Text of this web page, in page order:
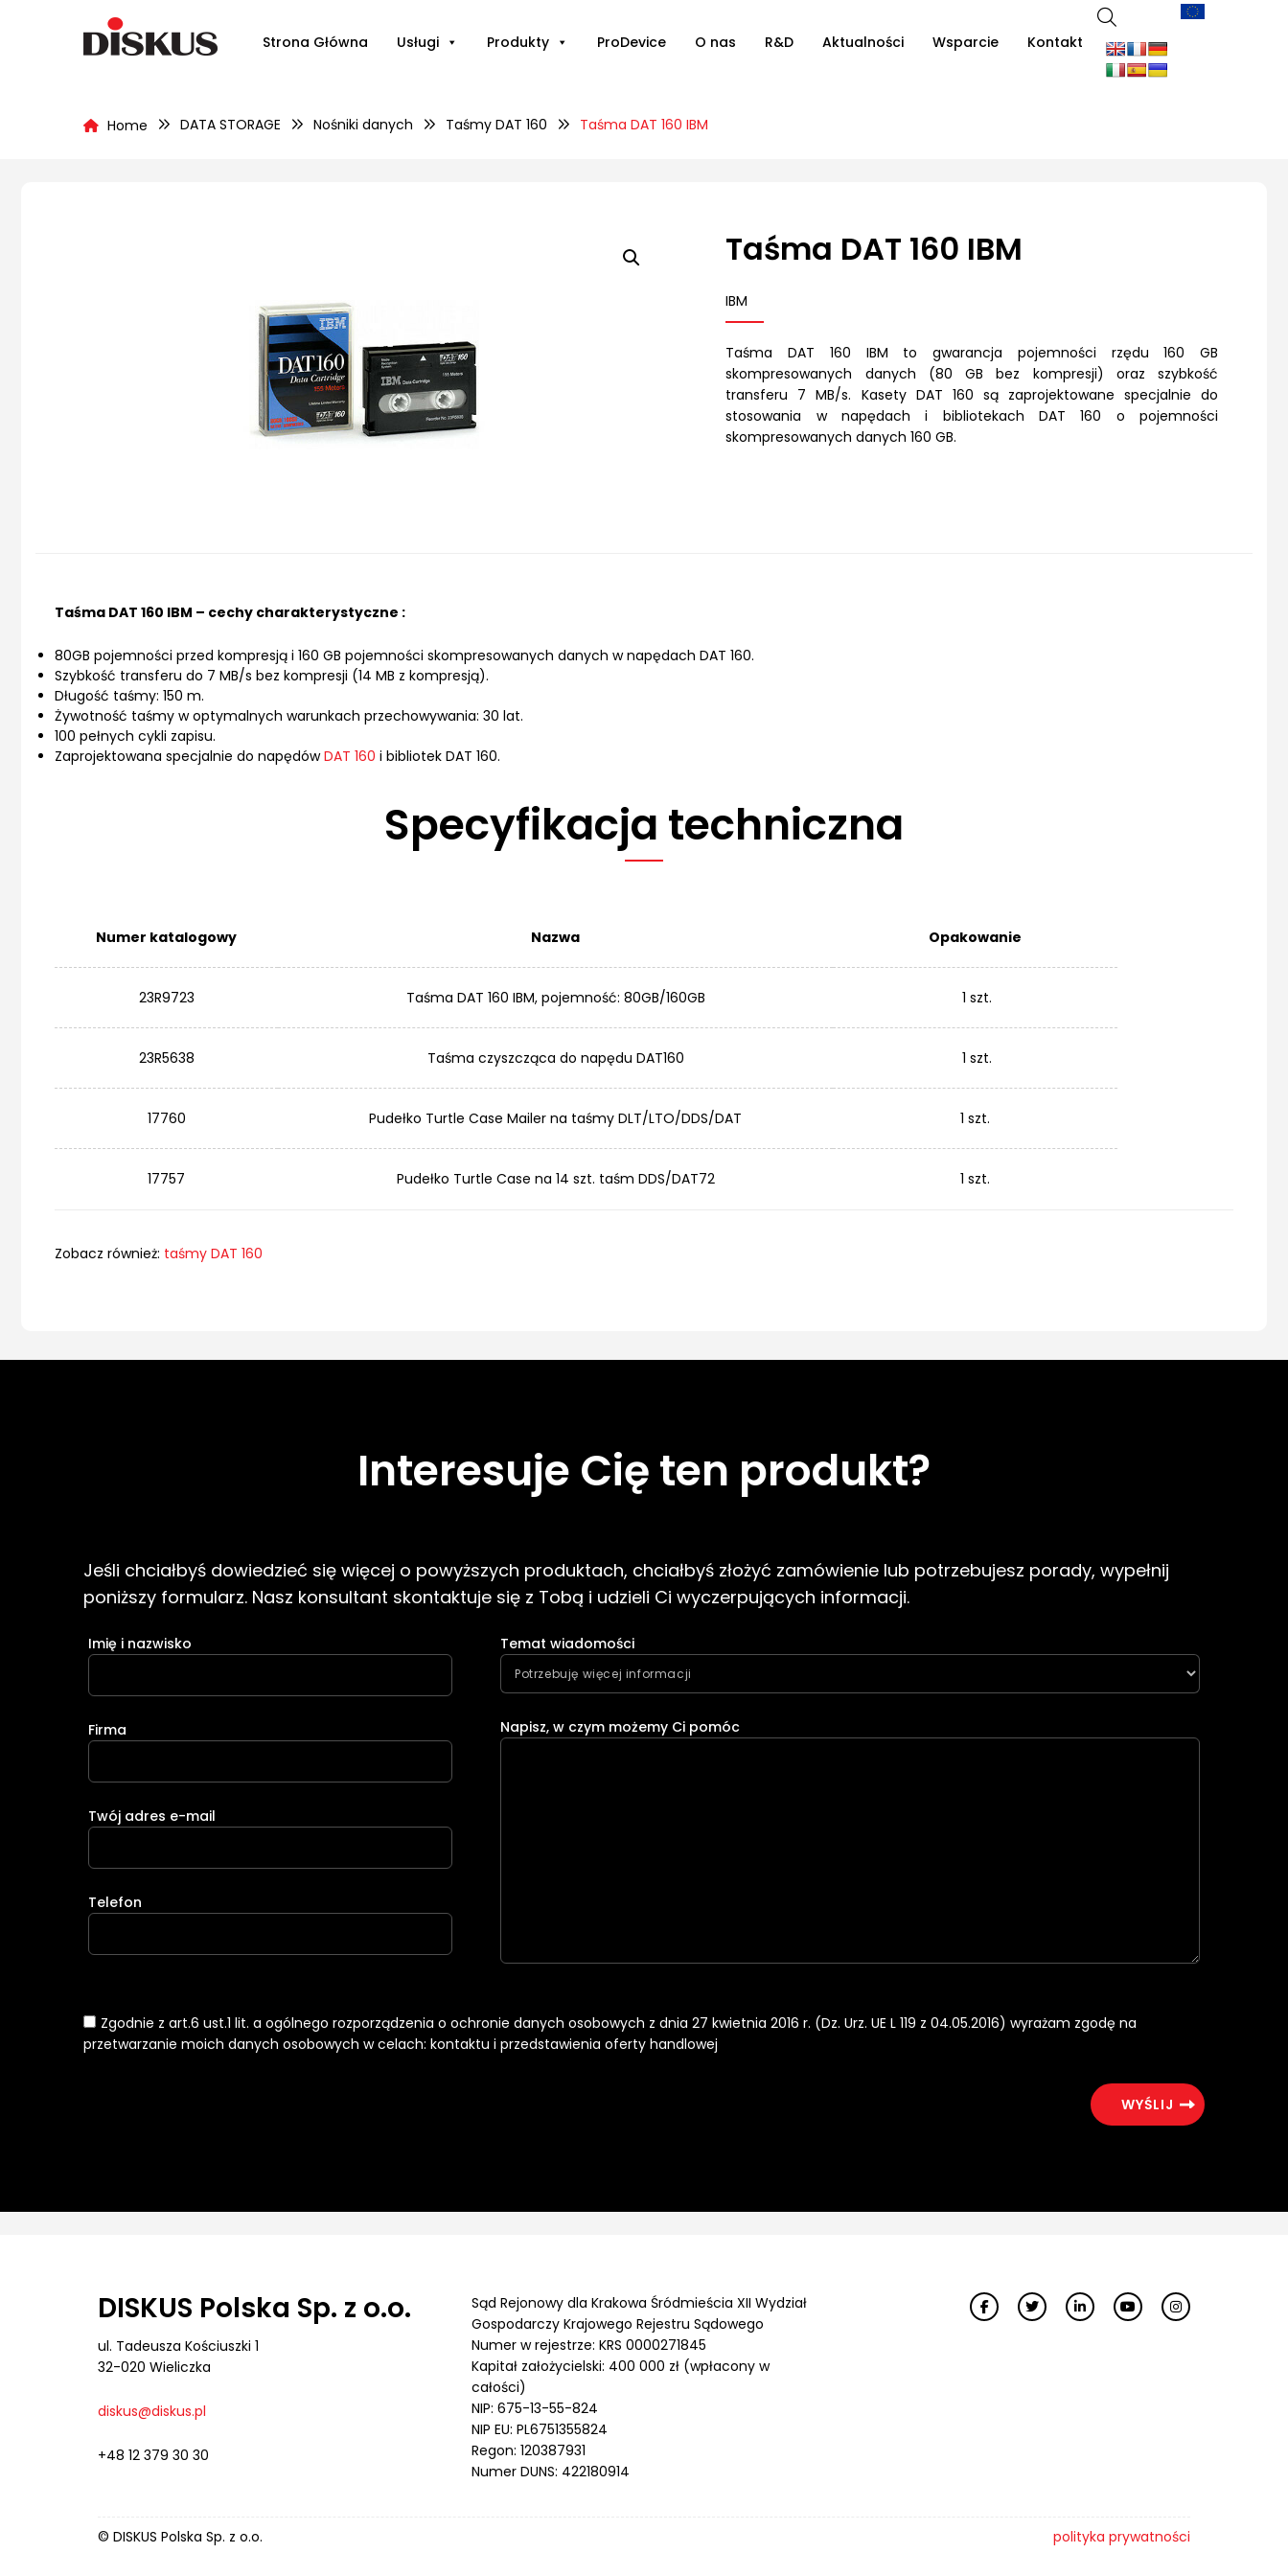
Strona Główna Usługi Produkty ProDevice O nas R&D Aktualności Wsparcie Kontakt
Home DATA STORAGE Nośniki danych Taśmy DAT 160 Taśma DAT 160 IBM
Taśma DAT 160 IBM
IBM
Taśma DAT 160 IBM to gwarancja pojemności rzędu 160 GB
skompresowanych danych (80 GB bez kompresji) oraz szybkość
transferu 7 MB/s. Kasety DAT 160 są zaprojektowane specjalnie do
stosowania w napędach i bibliotekach DAT 160 o pojemności
skompresowanych danych 160 GB.
Taśma DAT 160 IBM – cechy charakterystyczne :
80GB pojemności przed kompresją i 160 GB pojemności skompresowanych danych w napędach DAT 160.
Szybkość transferu do 7 MB/s bez kompresji (14 MB z kompresją).
Długość taśmy: 150 m.
Żywotność taśmy w optymalnych warunkach przechowywania: 30 lat.
100 pełnych cykli zapisu.
Zaprojektowana specjalnie do napędówDAT 160 i bibliotek DAT 160.
Specyfikacja techniczna
Numer katalogowy Nazwa Opakowanie
23R9723 Taśma DAT 160 IBM, pojemność: 80GB/160GB 1 szt.
23R5638 Taśma czyszcząca do napędu DAT160 1 szt.
17760 Pudełko Turtle Case Mailer na taśmy DLT/LTO/DDS/DAT 1 szt.
17757 Pudełko Turtle Case na 14 szt. taśm DDS/DAT72 1 szt.
Zobacz również: taśmy DAT 160
Interesuje Cię ten produkt?
Jeśli chciałbyś dowiedzieć się więcej o powyższych produktach, chciałbyś złożyć zamówienie lub potrzebujesz porady, wypełnij
poniższy formularz. Nasz konsultant skontaktuje się z Tobą i udzieli Ci wyczerpujących informacji.
Imię i nazwisko
Firma
Twój adres e-mail
Telefon
Temat wiadomości
Napisz, w czym możemy Ci pomóc
Zgodnie z art.6 ust.1 lit. a ogólnego rozporządzenia o ochronie danych osobowych z dnia 27 kwietnia 2016 r. (Dz. Urz. UE L 119 z 04.05.2016) wyrażam zgodę na
przetwarzanie moich danych osobowych w celach: kontaktu i przedstawienia oferty handlowej
DISKUS Polska Sp. z o.o.
ul. Tadeusza Kościuszki 1
32-020 Wieliczka
diskus@diskus.pl
+48 12 379 30 30
Sąd Rejonowy dla Krakowa Śródmieścia XII Wydział
Gospodarczy Krajowego Rejestru Sądowego
Numer w rejestrze: KRS 0000271845
Kapitał założycielski: 400 000 zł (wpłacony w
całości)
NIP: 675-13-55-824
NIP EU: PL6751355824
Regon: 120387931
Numer DUNS: 422180914
© DISKUS Polska Sp. z o.o. polityka prywatności